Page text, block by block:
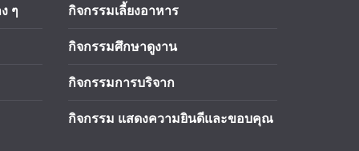
ๆ กิจกรรมเลี้ยงอาหาร
กิจกรรมศึกษาดูงาน
กิจกรรมการบริจาก
กิจกรรม แสดงความยินดีและขอบคุณ